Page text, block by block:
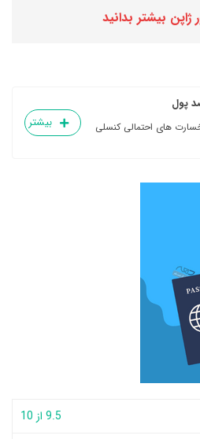
بیشتر بدانید
خسارت های احتمالی کنسلی
بیشتر
9.5 از 10